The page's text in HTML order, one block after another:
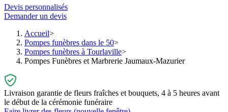
Devis personnalisés
Demander un devis
Accueil
Pompes funèbres dans le 50
Pompes funèbres à Tourlaville
Pompes Funèbres et Marbrerie Jaumaux-Mazurier
Livraison garantie de fleurs fraîches et bouquets, 4 à 5 heures avant
le début de la cérémonie funéraire